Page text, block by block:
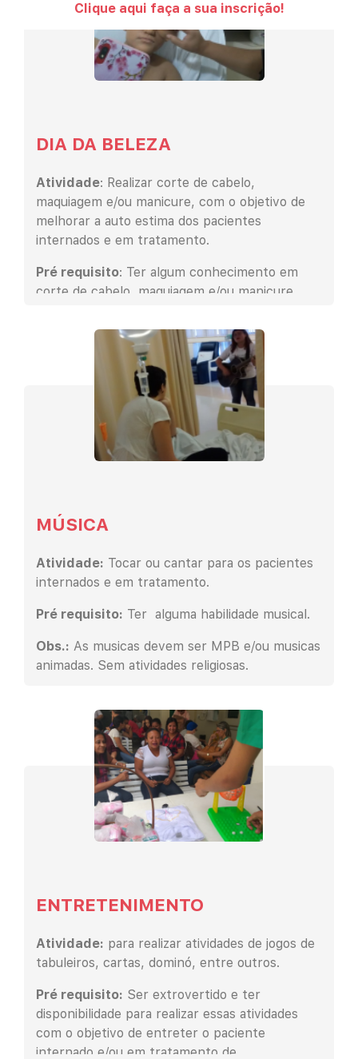
Clique aqui faça a sua inscrição!
DIA DA BELEZA
Atividade: Realizar corte de cabelo,
maquiagem e/ou manicure, com o objetivo de
melhorar a auto estima dos pacientes
internados e em tratamento.
Pré requisito: Ter algum conhecimento em
corte de cabelo, maquiagem e/ou manicure.
MÚSICA
Atividade: Tocar ou cantar para os pacientes
internados e em tratamento.
Pré requisito: Ter alguma habilidade musical.
Obs.: As musicas devem ser MPB e/ou musicas
animadas. Sem atividades religiosas.
ENTRETENIMENTO
Atividade: para realizar atividades de jogos de
tabuleiros, cartas, dominó, entre outros.
Pré requisito: Ser extrovertido e ter
disponibilidade para realizar essas atividades
com o objetivo de entreter o paciente
internado e/ou em tratamento de